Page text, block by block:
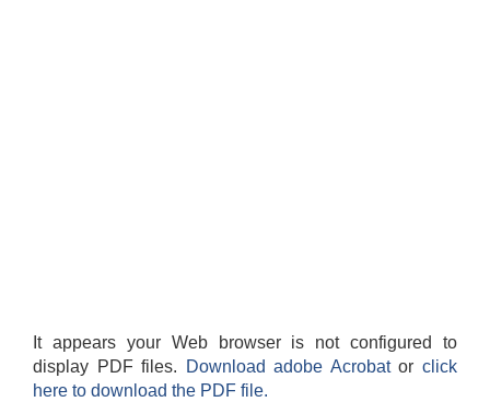
It appears your Web browser is not configured to
display PDF files.
Download adobe Acrobatorclick
here to download the PDF file.